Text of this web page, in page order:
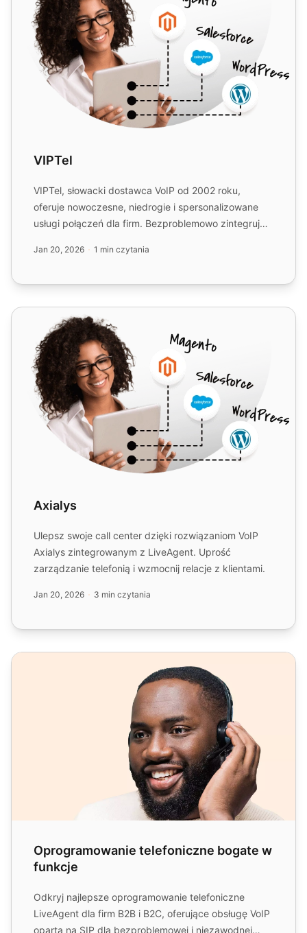
VIPTel
VIPTel, słowacki dostawca VoIP od 2002 roku,
oferuje nowoczesne, niedrogie i spersonalizowane
usługi połączeń dla firm. Bezproblemowo zintegruj
Jan 20, 2026 1 min czytania
Axialys
Axialys
Ulepsz swoje call center dzięki rozwiązaniom VoIP
Axialys zintegrowanym z LiveAgent. Uprość
zarządzanie telefonią i wzmocnij relacje z klientami.
Jan 20, 2026 3 min czytania
Oprogramowanie telefoniczne bogate w funkcje
Oprogramowanie telefoniczne bogate w
funkcje
Odkryj najlepsze oprogramowanie telefoniczne
LiveAgent dla firm B2B i B2C, oferujące obsługę VoIP
opartą na SIP dla bezproblemowej i niezawodnej